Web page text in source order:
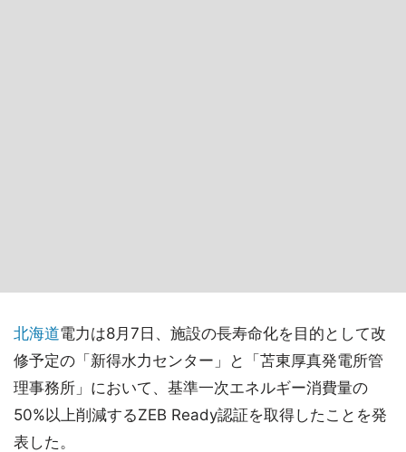
北海道電力は8月7日、施設の長寿命化を目的として改
修予定の「新得水力センター」と「苫東厚真発電所管
理事務所」において、基準一次エネルギー消費量の
50%以上削減するZEB Ready認証を取得したことを発
表した。